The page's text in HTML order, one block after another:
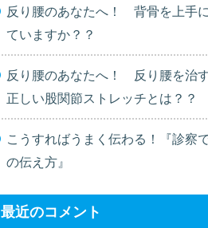
反り腰のあなたへ！ 背骨を上手
ていますか？？
反り腰のあなたへ！ 反り腰を治
正しい股関節ストレッチとは？？
こうすればうまく伝わる！『診察
の伝え方』
最近のコメント